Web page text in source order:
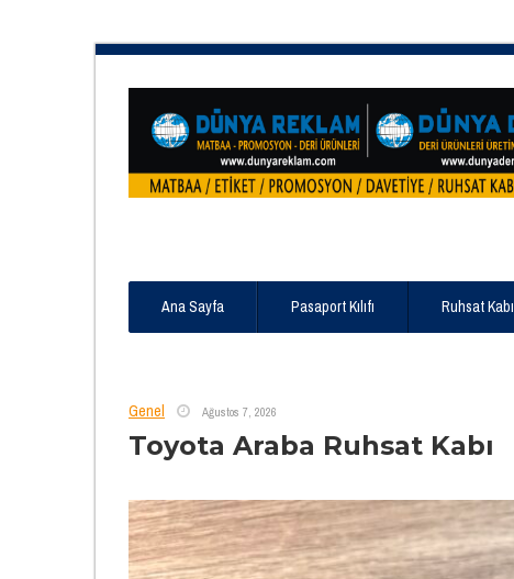
Ana Sayfa Pasaport Kılıfı Ruhsat Kabı
Genel Ağustos 7, 2026
Toyota Araba Ruhsat Kabı